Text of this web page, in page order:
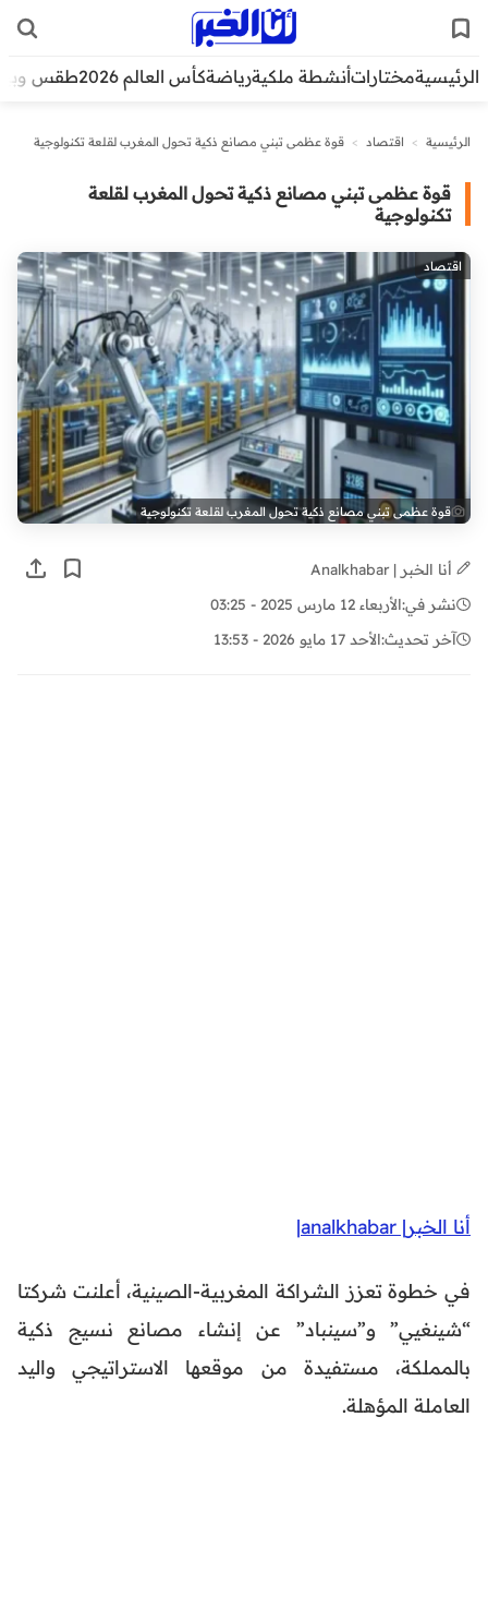
الرئيسيةمختاراتأنشطة ملكيةرياضةكأس العالم 2026 طقس
الرئيسية > اقتصاد > قوة عظمى تبني مصانع ذكية تحول المغرب لقلعة تكنولوجية
قوة عظمى تبني مصانع ذكية تحول المغرب لقلعة
تكنولوجية
اقتصاد
قوة عظمى تبني مصانع ذكية تحول المغرب لقلعة تكنولوجية
أنا الخبر | Analkhabar
نشر في:الأربعاء 12 مارس 2025 - 03:25
آخر تحديث:الأحد 17 مايو 2026 - 13:53
أنا الخبر| analkhabar|
في خطوة تعزز الشراكة المغربية-الصينية، أعلنت شركتا
“شينغيي” و”سينباد” عن إنشاء مصانع نسيج ذكية
بالمملكة، مستفيدة من موقعها الاستراتيجي واليد
العاملة المؤهلة.